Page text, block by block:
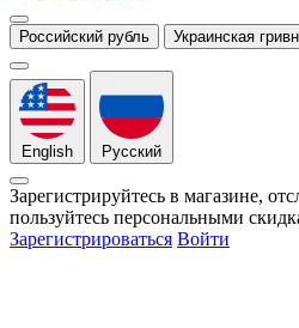
Российский рубль Украинская
English Русский
Зарегистрируйтесь в магазине,
пользуйтесь персональными
Зарегистрироваться Войти